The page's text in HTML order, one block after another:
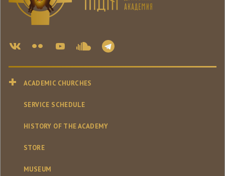
ACADEMIC CHURCHES
SERVICE SCHEDULE
HISTORY OF THE ACADEMY
STORE
MUSEUM